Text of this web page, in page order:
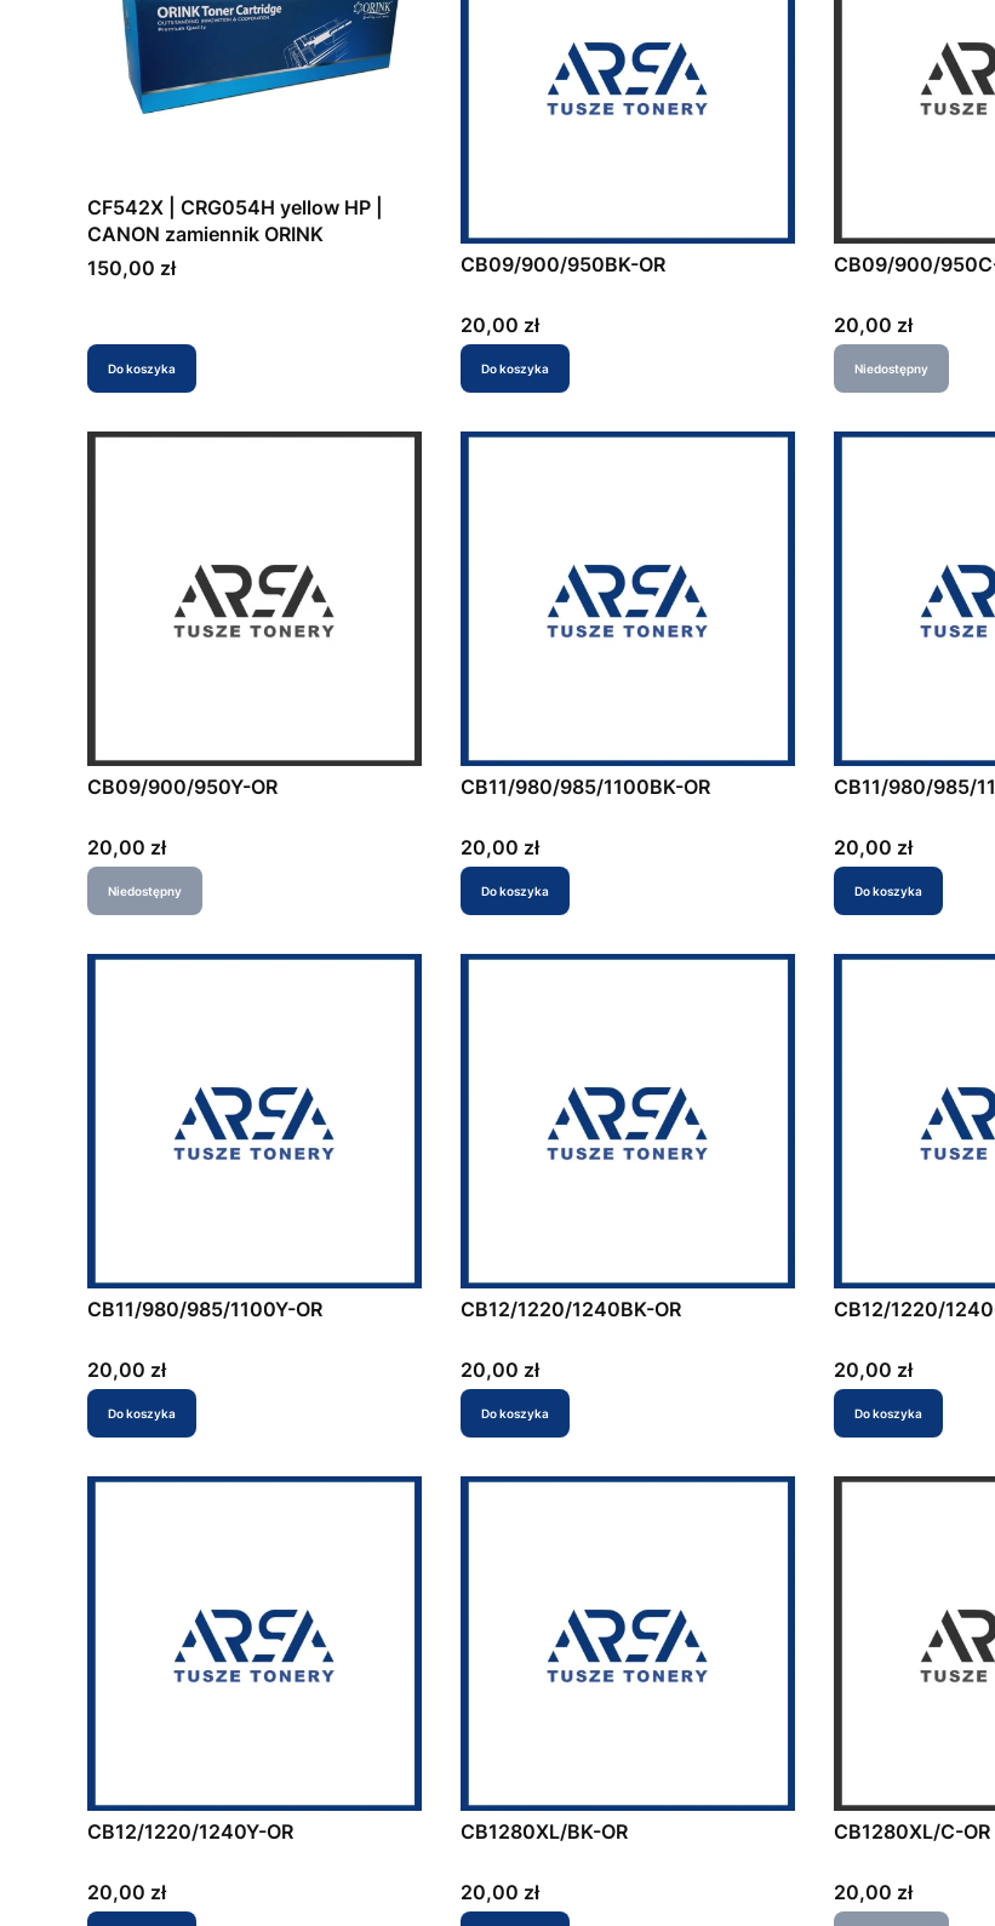
CF542X | CRG054H yellow HP |
CANON zamiennik ORINK
Cena
150,00 zł
Do koszyka
CB09/900/950BK-OR
Cena
20,00 zł
Do koszyka
CB09/900/
Cena
20,00 zł
Niedostępny
CB09/900/950Y-OR
Cena
20,00 zł
Niedostępny
CB11/980/985/1100BK-OR
Cena
20,00 zł
Do koszyka
CB11/980/985/
Cena
20,00 zł
Do koszyka
CB11/980/985/1100Y-OR
Cena
20,00 zł
Do koszyka
CB12/1220/1240BK-OR
Cena
20,00 zł
Do koszyka
CB12/1220/
Cena
20,00 zł
Do koszyka
CB12/1220/1240Y-OR
Cena
20,00 zł
CB1280XL/BK-OR
Cena
20,00 zł
CB1280XL/C-OR
Cena
20,00 zł